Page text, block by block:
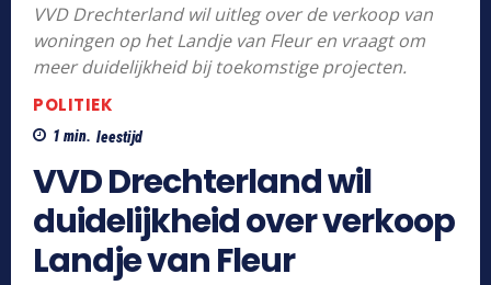
VVD Drechterland wil uitleg over de verkoop van
woningen op het Landje van Fleur en vraagt om
meer duidelijkheid bij toekomstige projecten.
POLITIEK
1 min. leestijd
VVD Drechterland wil
duidelijkheid over verkoop
Landje van Fleur